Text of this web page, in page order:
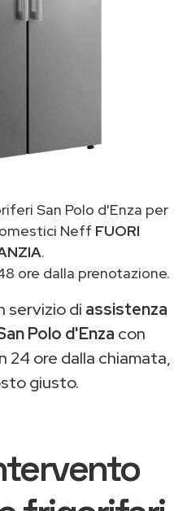
San Polo d'Enza per
Neff FUORI
.
ore dalla prenotazione.
servizio di assistenza
Polo d'Enza con
24 ore dalla chiamata,
giusto.